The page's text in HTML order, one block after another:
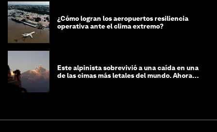
¿Cómo logran los aeropuertos resiliencia
operativa ante el clima extremo?
Este alpinista sobrevivió a una caída en una
de las cimas más letales del mundo. Ahora